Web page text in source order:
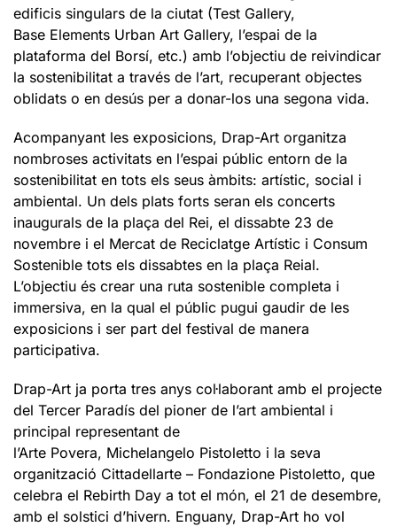
edificis singulars de la ciutat (Test Gallery,
Base Elements Urban Art Gallery, l’espai de la
plataforma del Borsí, etc.) amb l’objectiu de reivindicar
la sostenibilitat a través de l’art, recuperant objectes
oblidats o en desús per a donar-los una segona vida.
Acompanyant les exposicions, Drap-Art organitza
nombroses activitats en l’espai públic entorn de la
sostenibilitat en tots els seus àmbits: artístic, social i
ambiental. Un dels plats forts seran els concerts
inaugurals de la plaça del Rei, el dissabte 23 de
novembre i el Mercat de Reciclatge Artístic i Consum
Sostenible tots els dissabtes en la plaça Reial.
L’objectiu és crear una ruta sostenible completa i
immersiva, en la qual el públic pugui gaudir de les
exposicions i ser part del festival de manera
participativa.
Drap-Art ja porta tres anys col·laborant amb el projecte
del Tercer Paradís del pioner de l’art ambiental i
principal representant de
l’Arte Povera, Michelangelo Pistoletto i la seva
organització Cittadellarte – Fondazione Pistoletto, que
celebra el Rebirth Day a tot el món, el 21 de desembre,
amb el solstici d’hivern. Enguany, Drap-Art ho vol